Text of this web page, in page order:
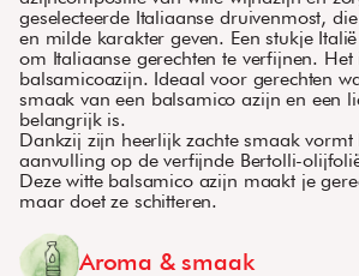
geselecteerde Italiaanse druivenmost,
en milde karakter geven. Een stukje
om Italiaanse gerechten te verfijnen. Het
balsamicoazijn. Ideaal voor gerechten
smaak van een balsamico azijn en een
belangrijk is.
Dankzij zijn heerlijk zachte smaak vormt
aanvulling op de verfijnde Bertolli-
Deze witte balsamico azijn maakt je
maar doet ze schitteren.
Aroma & smaak